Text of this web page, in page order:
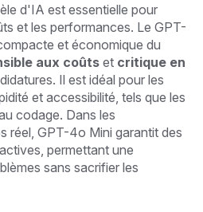
d'IA est essentielle pour
et les performances. Le GPT-
et économique du
aux coûtset critique en
Il est idéal pour les
et accessibilité, tels que les
codage. Dans les
réel, GPT-4o Mini garantit des
permettant une
sans sacrifier les